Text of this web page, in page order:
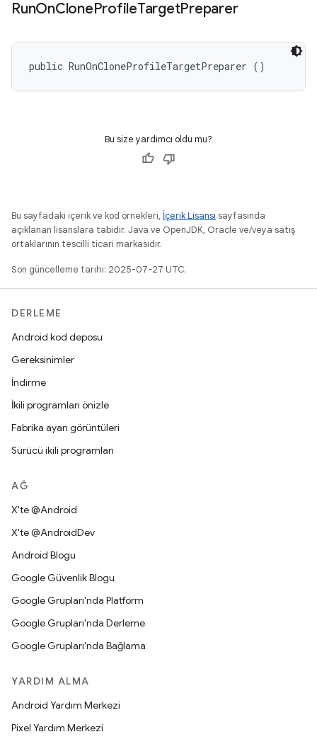
RunOnCloneProfileTargetPreparer
public RunOnCloneProfileTargetPreparer ()
Bu size yardımcı oldu mu?
Bu sayfadaki içerik ve kod örnekleri, İçerik Lisansı sayfasında
açıklanan lisanslara tabidir. Java ve OpenJDK, Oracle ve/veya satış
ortaklarının tescilli ticari markasıdır.
Son güncelleme tarihi: 2025-07-27 UTC.
DERLEME
Android kod deposu
Gereksinimler
İndirme
İkili programları önizle
Fabrika ayarı görüntüleri
Sürücü ikili programları
AĞ
X'te @Android
X'te @AndroidDev
Android Blogu
Google Güvenlik Blogu
Google Grupları'nda Platform
Google Grupları'nda Derleme
Google Grupları'nda Bağlama
YARDIM ALMA
Android Yardım Merkezi
Pixel Yardım Merkezi